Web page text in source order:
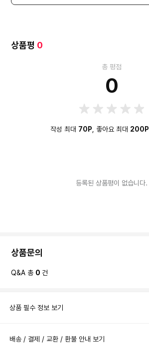
상품평 0
총 평점
0
작성 최대 70P, 좋아요 최대 200P
등록된 상품평이 없습니다.
상품문의
Q&A 총 0 건
상품 필수 정보 보기
배송 / 결제 / 교환 / 환불 안내 보기